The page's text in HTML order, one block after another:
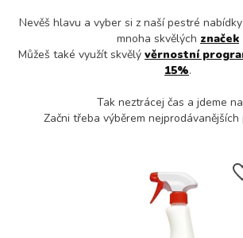
Nevěš hlavu a vyber si z naší pestré nabídky
mnoha skvělých značek
Můžeš také využít skvělý věrnostní
15%.
Tak neztrácej čas a jdeme
Začni třeba výběrem nejprodávanějších